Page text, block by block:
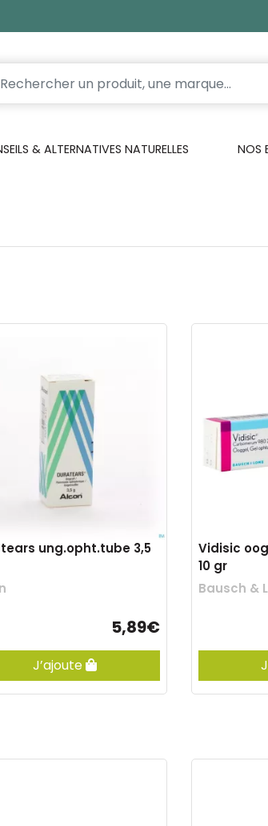
& ALTERNATIVES NATURELLES NOS
ung.opht.tube 3,5
5,89€
J’ajoute
Vidisic
10 gr
Bausch &